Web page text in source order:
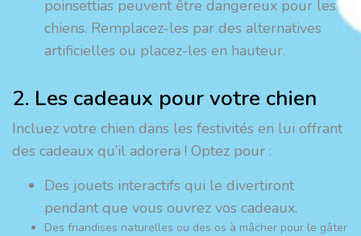
poinsettias peuvent être dangereux pour les
chiens. Remplacez-les par des alternatives
artificielles ou placez-les en hauteur.
2. Les cadeaux pour votre chien
Incluez votre chien dans les festivités en lui offrant
des cadeaux qu’il adorera ! Optez pour :
Des jouets interactifs qui le divertiront
pendant que vous ouvrez vos cadeaux.
Des friandises naturelles ou des os à mâcher pour le gâter